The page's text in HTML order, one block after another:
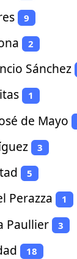
9
2
Sánchez
1
de Mayo
3
5
Perazza 1
Paullier 3
18